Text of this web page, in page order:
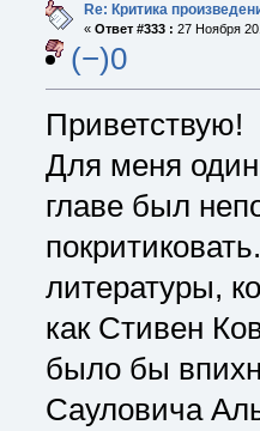
Re: Критика
« Ответ #333 : 27 Ноября
(−)0
Приветствую!
Для меня
главе был
литературы,
как Стивен
было бы
Сауловича